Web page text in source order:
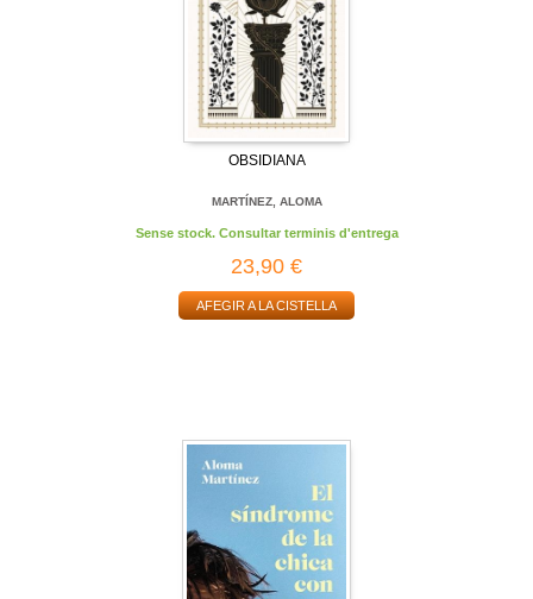
OBSIDIANA
MARTÍNEZ, ALOMA
Sense stock. Consultar terminis d'entrega
23,90 €
AFEGIR A LA CISTELLA